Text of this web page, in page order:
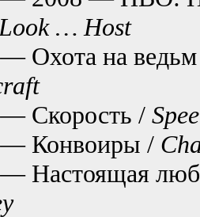
… Host
— Охота на
Скорость /
— Конвоиры /
— Настоящая